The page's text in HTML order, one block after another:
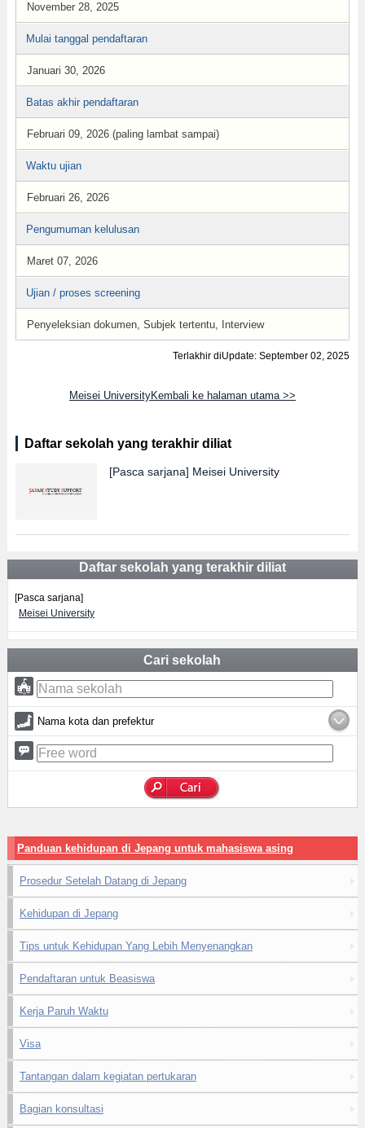
November 28, 2025
Mulai tanggal pendaftaran
Januari 30, 2026
Batas akhir pendaftaran
Februari 09, 2026 (paling lambat sampai)
Waktu ujian
Februari 26, 2026
Pengumuman kelulusan
Maret 07, 2026
Ujian / proses screening
Penyeleksian dokumen, Subjek tertentu, Interview
Terlakhir diUpdate: September 02, 2025
Meisei UniversityKembali ke halaman utama >>
Daftar sekolah yang terakhir diliat
[Pasca sarjana] Meisei University
Daftar sekolah yang terakhir diliat
[Pasca sarjana]
Meisei University
Cari sekolah
Nama kota dan prefektur
Panduan kehidupan di Jepang untuk mahasiswa asing
Prosedur Setelah Datang di Jepang
Kehidupan di Jepang
Tips untuk Kehidupan Yang Lebih Menyenangkan
Pendaftaran untuk Beasiswa
Kerja Paruh Waktu
Visa
Tantangan dalam kegiatan pertukaran
Bagian konsultasi